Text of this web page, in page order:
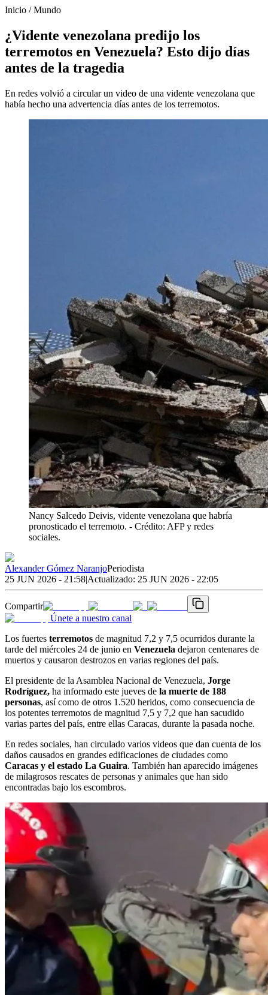
Inicio /Mundo
¿Vidente venezolana predijo los
terremotos en Venezuela? Esto dijo días
antes de la tragedia
En redes volvió a circular un video de una vidente venezolana que
había hecho una advertencia días antes de los terremotos.
Nancy Salcedo Deivis, vidente venezolana que habría
pronosticado el terremoto. - Crédito: AFP y redes
sociales.
Alexander Gómez NaranjoPeriodista
25 JUN 2026 - 21:58|Actualizado: 25 JUN 2026 - 22:05
Compartir
Únete a nuestro canal
Los fuertes terremotos de magnitud 7,2 y 7,5 ocurridos durante la
tarde del miércoles 24 de junio en Venezuela dejaron centenares de
muertos y causaron destrozos en varias regiones del país.
El presidente de la Asamblea Nacional de Venezuela, Jorge
Rodríguez, ha informado este jueves de la muerte de 188
personas, así como de otros 1.520 heridos, como consecuencia de
los potentes terremotos de magnitud 7,5 y 7,2 que han sacudido
varias partes del país, entre ellas Caracas, durante la pasada noche.
En redes sociales, han circulado varios videos que dan cuenta de los
daños causados en grandes edificaciones de ciudades como
Caracas y el estado La Guaira. También han aparecido imágenes
de milagrosos rescates de personas y animales que han sido
encontradas bajo los escombros.